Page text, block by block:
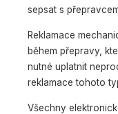
sepsat s
Reklamace
během přepravy,
nutné uplatnit
reklamace tohoto
Všechny